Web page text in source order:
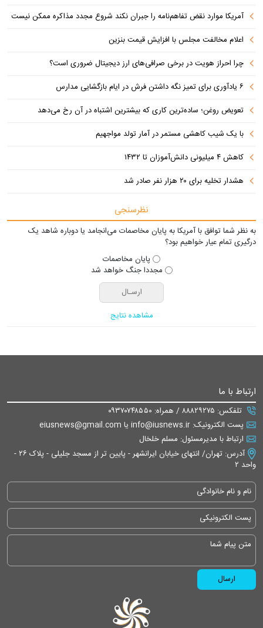
آمریکا موارد نقض تفاهم‌نامه را جبران نکند شروع مجدد مذاکره ممکن نیست
اعلام مخالفت مجلس با افزایش قیمت بنزین
چرا احراز هویت در برخی صرافی‌های ارز دیجیتال ضروری است؟
۶ یادآوری برای تمیز نگه داشتن فرش در ایام بازگشایی مدارس
تعویض روغن؛ ساده‌ترین کاری که بیشترین اشتباه در آن رخ می‌دهد
با یک شیب کاهشی مستمر در آمار تولد مواجهیم
کاهش ۴ میلیونی دانش‌آموزان تا ۱۴۳۲
هشدار تخلیه برای ۲۰ هزار نفر صادر شد
نظرسنجی
به نظر شما توافق با آمریکا به پایان مخاصمات می‌انجامد یا دوباره شاهد یک
درگیری تمام عیار خواهیم بود؟
پایان مخاصمات
مجددا جنگ خواهد شد
مشاهده نتایج
ارتباط با ما
تلفکس: ۸۸۸۲۹۲۷۵ / همراه: ۰۹۳۷۰۷۴۸۵۵۰
پست الکترونیک: info@iusnews.ir یا eiusnews@gmail.com
ارتباط با مدیرمسئول: مسلم خلخال
آدرس: تهران/ انتهای خیابان ایرانشهر - پایین تر از مسجد جلیلی - پلاک ۲۶ -
واحد ۲